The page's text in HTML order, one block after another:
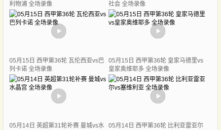
利物浦 全场录像
社会 全场录像
05月15日 西甲第36轮 瓦伦西亚vs巴
列卡诺 全场录像
05月15日 西甲第36轮 皇家马德里vs
皇家奥维耶多 全场录像
05月14日 英超第31轮补赛 曼城vs水
05月14日 西甲第36轮 比利亚雷亚尔